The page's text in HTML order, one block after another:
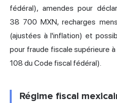
fédéral), amendes pour
38 700 MXN, recharges
(ajustées à l'inflation) et
pour fraude fiscale supérieure
108 du Code fiscal fédéral).
Régime fiscal